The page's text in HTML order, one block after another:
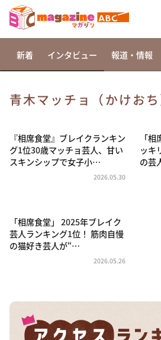
相席食堂
これ余談なんですけど・・・
～人生密着トークバラエティ
news おかえり
河合＆A.B.C-Z塚田×福井アナ「
（news おかえり）
教えて！ニュースライブ 正義の
新着 インタビュー 報道・情報
青木マッチョ（かけおち
『相席食堂』ブレイクランキン
グ1位30歳マッチョ芸人、甘い
スキンシップで女子小…
2026.05.30
「
ッキ
の芸
「相席食堂」 2025年ブレイク
芸人ランキング1位！ 筋肉自慢
の猫好き芸人が“…
2026.05.26